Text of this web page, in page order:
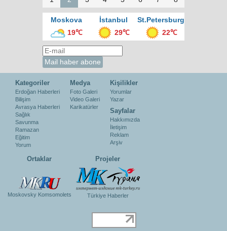
Moskova İstanbul
St.Petersburg
19℃
29℃ 22℃
Kategoriler
Erdoğan Haberleri
Bilişim
Avrasya Haberleri
Sağlık
Savunma
Ramazan
Eğitim
Yorum
Medya
Foto Galeri
Video Galeri
Karikatürler
Kişilikler
Yorumlar
Yazar
Sayfalar
Hakkımızda
İletişim
Reklam
Arşiv
Ortaklar
Moskovsky Komsomolets
Projeler
Türkiye Haberler